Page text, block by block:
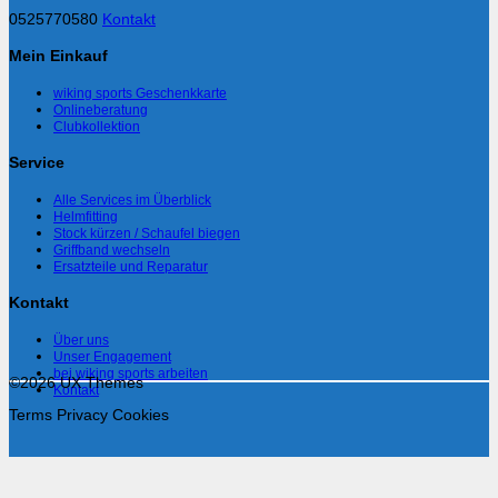
0525770580 Kontakt
Mein Einkauf
wiking sports Geschenkkarte
Onlineberatung
Clubkollektion
Service
Alle Services im Überblick
Helmfitting
Stock kürzen / Schaufel biegen
Griffband wechseln
Ersatzteile und Reparatur
Kontakt
Über uns
Unser Engagement
bei wiking sports arbeiten
Kontakt
©2026 UX Themes
Terms Privacy Cookies